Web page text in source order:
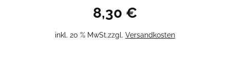
8,30 €
inkl. 20 % MwSt.zzgl. Versandkosten